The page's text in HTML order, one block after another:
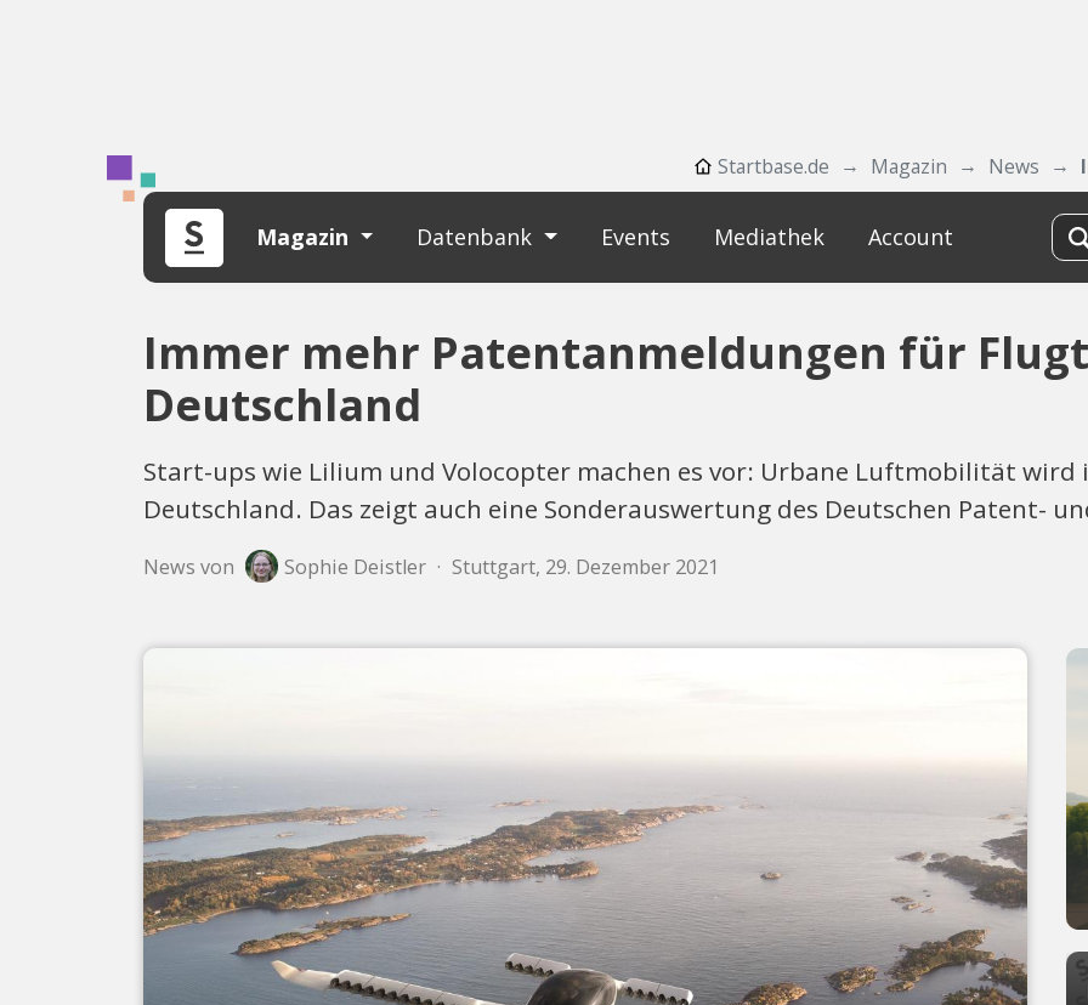
Startbase.de Magazin News
Magazin Datenbank Events Mediathek Account
Immer mehr Patentanmeldungen für
Deutschland
Start-ups wie Lilium und Volocopter machen es vor: Urbane Luftmobilität wird
Deutschland. Das zeigt auch eine Sonderauswertung des Deutschen Patent-
News von Sophie Deistler · Stuttgart, 29. Dezember 2021